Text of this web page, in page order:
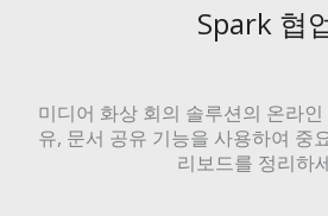
Spark 협
미디어 화상 회의 솔루션의 온라
유, 문서 공유 기능을 사용하여 중
리보드를 정리하